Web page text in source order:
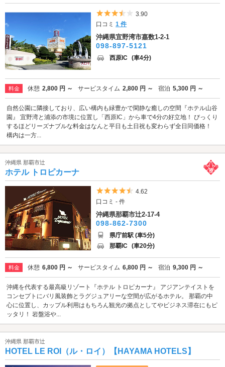
5つ星のうち3.5
3.90
口コミ1 件
沖縄県宜野湾市嘉数1-2-1
098-897-5121
西原IC (車4分)
料金 休憩 2,800 円 ～ サービスタイム 2,800 円 ～ 宿泊 5,300 円 ～
自然公園に隣接しており、広い構内も緑豊かで閑静な癒しの空間『ホテル山谷
園』 宜野湾と浦添の市境に位置し「西原IC」から車で4分の好立地！ びっくり
するほどリーズナブルな料金はなんと平日も土日祝も変わらず全日同価格！
構内は一方...
沖縄県 那覇市辻
ホテル トロピカーナ
5つ星のうち4.5
4.62
口コミ - 件
沖縄県那覇市辻2-17-4
098-862-7300
県庁前駅 (車5分)
那覇IC (車20分)
料金 休憩 6,800 円 ～ サービスタイム 6,800 円 ～ 宿泊 9,300 円 ～
沖縄を代表する最高級リゾート『ホテル トロピカーナ』 アジアンテイストを
コンセプトにバリ風装飾とラグジュアリーな空間が広がるホテル。 那覇の中
心に位置し、カップル利用はもちろん観光の拠点としてやビジネス滞在にもピ
ッタリ！ 岩盤浴や...
沖縄県 那覇市辻
HOTEL LE ROI（ル・ロイ）【HAYAMA HOTELS】